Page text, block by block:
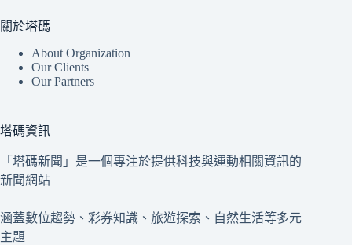
關於塔碼
About Organization
Our Clients
Our Partners
塔碼資訊
「塔碼新聞」是一個專注於提供科技與運動相關資訊的
新聞網站
涵蓋數位趨勢、彩券知識、旅遊探索、自然生活等多元
主題